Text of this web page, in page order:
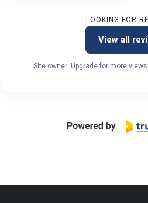
LOOKING FOR
View all
Site owner: Upgrade for more